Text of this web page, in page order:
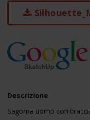
Descrizione
Sagoma uomo con